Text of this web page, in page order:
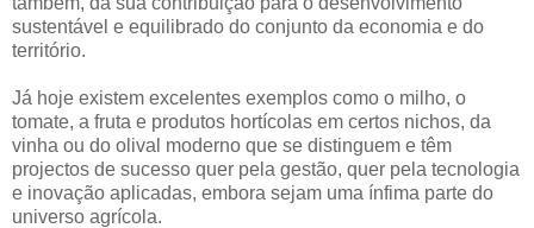
sustentável e equilibrado do conjunto da economia e do
território.
Já hoje existem excelentes exemplos como o milho, o
tomate, a fruta e produtos hortícolas em certos nichos, da
vinha ou do olival moderno que se distinguem e têm
projectos de sucesso quer pela gestão, quer pela tecnologia
e inovação aplicadas, embora sejam uma ínfima parte do
universo agrícola.